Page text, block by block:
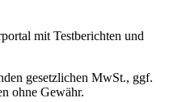
mit Testberichten und
gesetzlichen MwSt., ggf.
ohne Gewähr.